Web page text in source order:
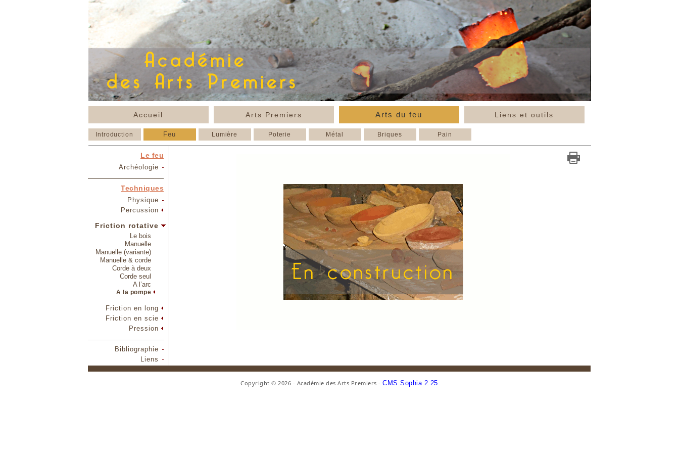
Accueil Arts Premiers Arts du feu Liens et outils
Introduction Feu Lumière Poterie Métal Briques Pain
Le feu
Archéologie
Techniques
Physique
Percussion
Friction rotative
Le bois
Manuelle
Manuelle (variante)
Manuelle & corde
Corde à deux
Corde seul
A l’arc
A la pompe
Friction en long
Friction en scie
Pression
Bibliographie
Liens
Copyright © 2026 - Académie des Arts Premiers -CMS Sophia 2.25